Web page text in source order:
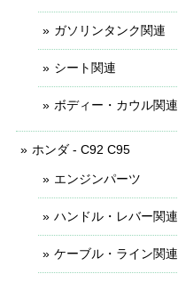
ガソリンタンク関連
シート関連
ボディー・カウル関連
ホンダ - C92 C95
エンジンパーツ
ハンドル・レバー関連
ケーブル・ライン関連